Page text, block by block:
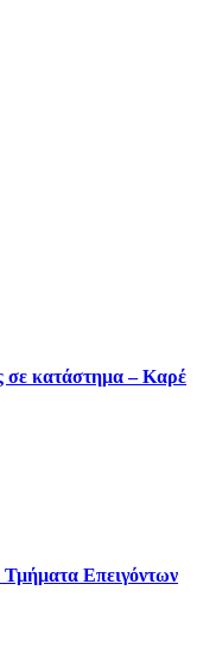
σε κατάστημα – Καρέ
Επειγόντων